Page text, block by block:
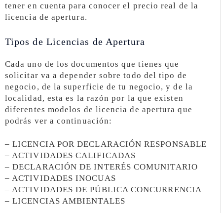
tener en cuenta para conocer el precio real de la
licencia de apertura.
Tipos de Licencias de Apertura
Cada uno de los documentos que tienes que
solicitar va a depender sobre todo del tipo de
negocio, de la superficie de tu negocio, y de la
localidad, esta es la razón por la que existen
diferentes modelos de licencia de apertura que
podrás ver a continuación:
– LICENCIA POR DECLARACIÓN RESPONSABLE
– ACTIVIDADES CALIFICADAS
– DECLARACIÓN DE INTERÉS COMUNITARIO
– ACTIVIDADES INOCUAS
– ACTIVIDADES DE PÚBLICA CONCURRENCIA
– LICENCIAS AMBIENTALES